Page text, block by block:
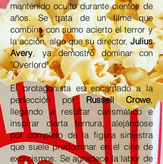
mantenido oculto durante cientos de
años. Se trata de un filme que
combina con sumo acierto el terror y
la acción, algo que su director, Julius
Avery, ya demostró dominar con
"Overlord".
El protagonista es encarnado a la
perfección por Russell Crowe,
llegando a resultar carismático e
inspirar cierta ternura, alejándose
por completo de la figura siniestra
que suele predominar en el cine de
exorcismos. Se agradece la labor de